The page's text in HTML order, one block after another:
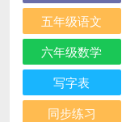
五年级语文
六年级数学
写字表
同步练习